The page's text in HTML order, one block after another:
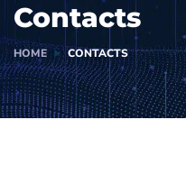
Contacts
HOME CONTACTS